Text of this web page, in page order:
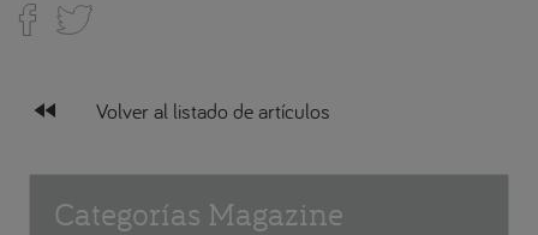
fast_rewind Volver al listado de artículos
Categorías Magazine